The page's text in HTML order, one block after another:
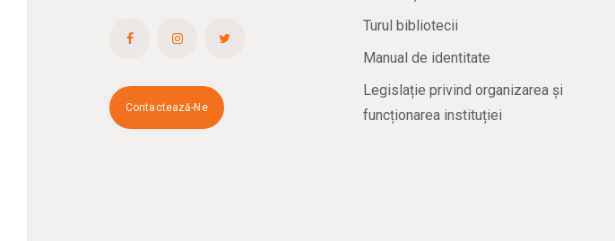
Contactează-Ne
Turul bibliotecii
Manual de identitate
Legislație privind organizarea și
funcționarea instituției